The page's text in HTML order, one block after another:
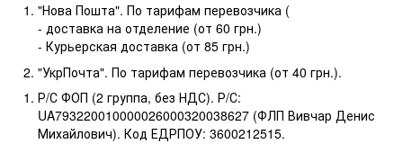
"Нова Пошта". По тарифам перевозчика (
- доставка на отделение (от 60 грн.)
- Курьерская доставка (от 85 грн.)
"УкрПочта". По тарифам перевозчика (от 40 грн.).
Р/С ФОП (2 группа, без НДС). Р/С:
UA793220010000026000320038627 (ФЛП Вивчар Денис
Михайлович). Код ЕДРПОУ: 3600212515.